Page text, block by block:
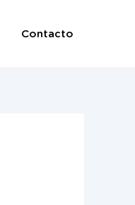
Contacto